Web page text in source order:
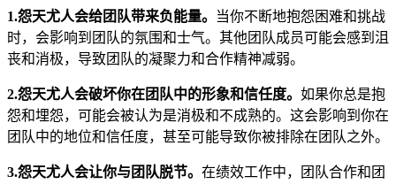
1.怨天尤人会给团队带来负能量。
当你不断地抱怨困难和挑战
时，会影响到团队的氛围和士气。其他团队成员可能会感到沮
丧和消极，导致团队的凝聚力和合作精神减弱。
2.怨天尤人会破坏你在团队中的形象和信任度。 如果你总是抱
怨和埋怨，可能会被认为是消极和不成熟的。这会影响到你在
团队中的地位和信任度，甚至可能导致你被排除在团队之外。
3.怨天尤人会让你与团队脱节。 在绩效工作中，团队合作和团